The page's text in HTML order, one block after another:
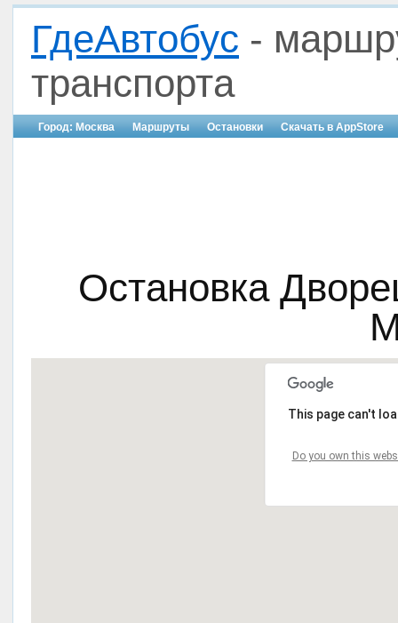
ГдеАвтобус -
транспорта
Город: Москва Маршруты Остановки Скачать в AppStore
Остановка
This page can't
Do you own this